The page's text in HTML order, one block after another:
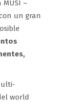
–
con un gran
world